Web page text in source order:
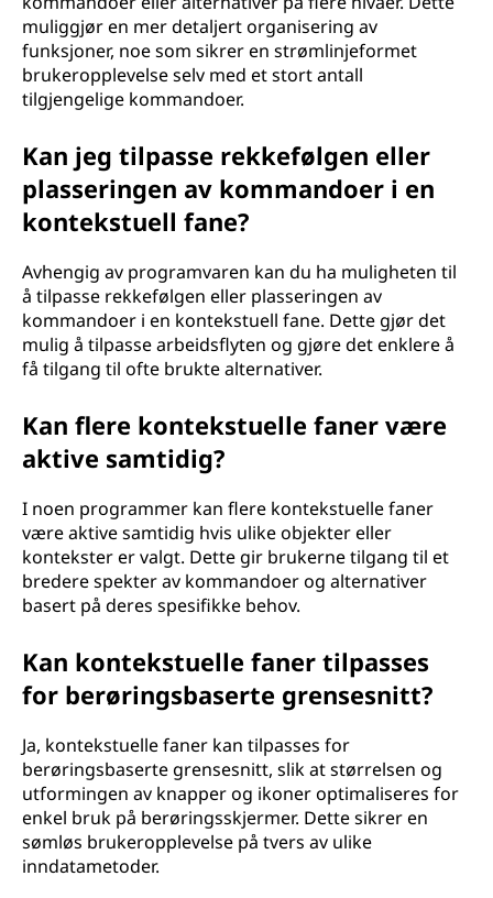
muliggjør en mer detaljert organisering av
funksjoner, noe som sikrer en strømlinjeformet
brukeropplevelse selv med et stort antall
tilgjengelige kommandoer.
Kan jeg tilpasse rekkefølgen eller
plasseringen av kommandoer i en
kontekstuell fane?
Avhengig av programvaren kan du ha muligheten til
å tilpasse rekkefølgen eller plasseringen av
kommandoer i en kontekstuell fane. Dette gjør det
mulig å tilpasse arbeidsflyten og gjøre det enklere å
få tilgang til ofte brukte alternativer.
Kan flere kontekstuelle faner være
aktive samtidig?
I noen programmer kan flere kontekstuelle faner
være aktive samtidig hvis ulike objekter eller
kontekster er valgt. Dette gir brukerne tilgang til et
bredere spekter av kommandoer og alternativer
basert på deres spesifikke behov.
Kan kontekstuelle faner tilpasses
for berøringsbaserte grensesnitt?
Ja, kontekstuelle faner kan tilpasses for
berøringsbaserte grensesnitt, slik at størrelsen og
utformingen av knapper og ikoner optimaliseres for
enkel bruk på berøringsskjermer. Dette sikrer en
sømløs brukeropplevelse på tvers av ulike
inndatametoder.